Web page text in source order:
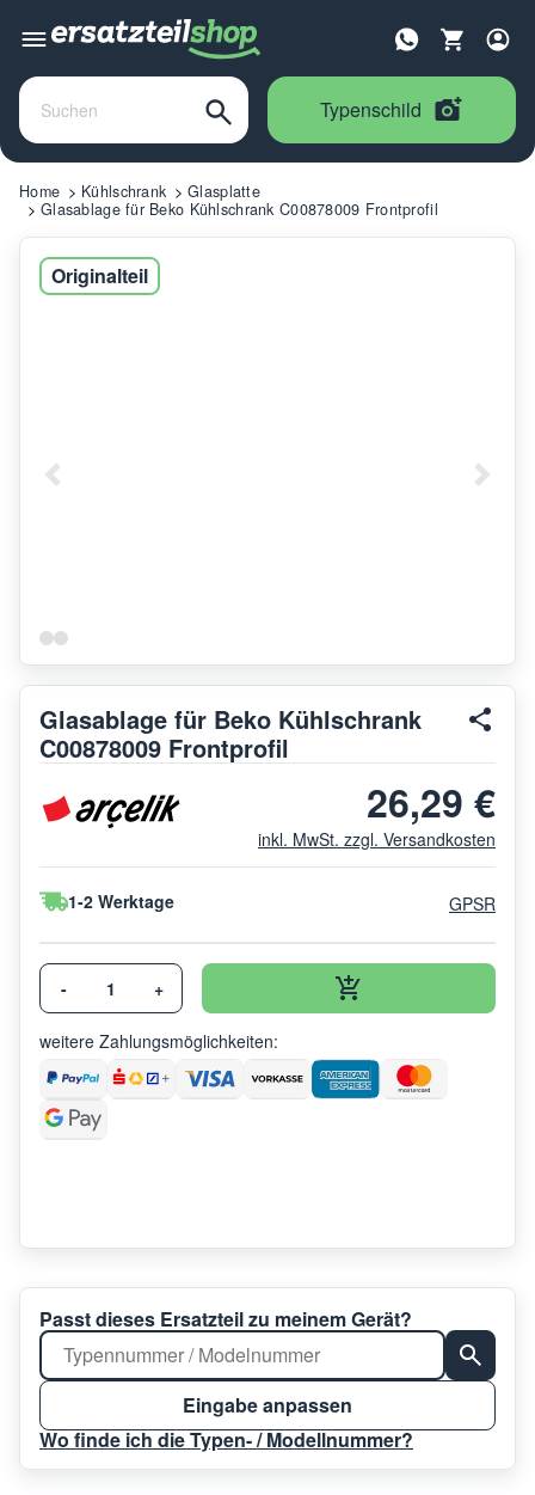
Typenschild
Home Kühlschrank
Glasplatte
Glasablage für Beko Kühlschrank C00878009 Frontprofil
Originalteil
Glasablage für Beko Kühlschrank
C00878009 Frontprofil
26,29 €
inkl. MwSt. zzgl. Versandkosten
1-2 Werktage GPSR
- +
weitere Zahlungsmöglichkeiten:
Passt dieses Ersatzteil zu meinem Gerät?
Eingabe anpassen
Wo finde ich die Typen- / Modellnummer?